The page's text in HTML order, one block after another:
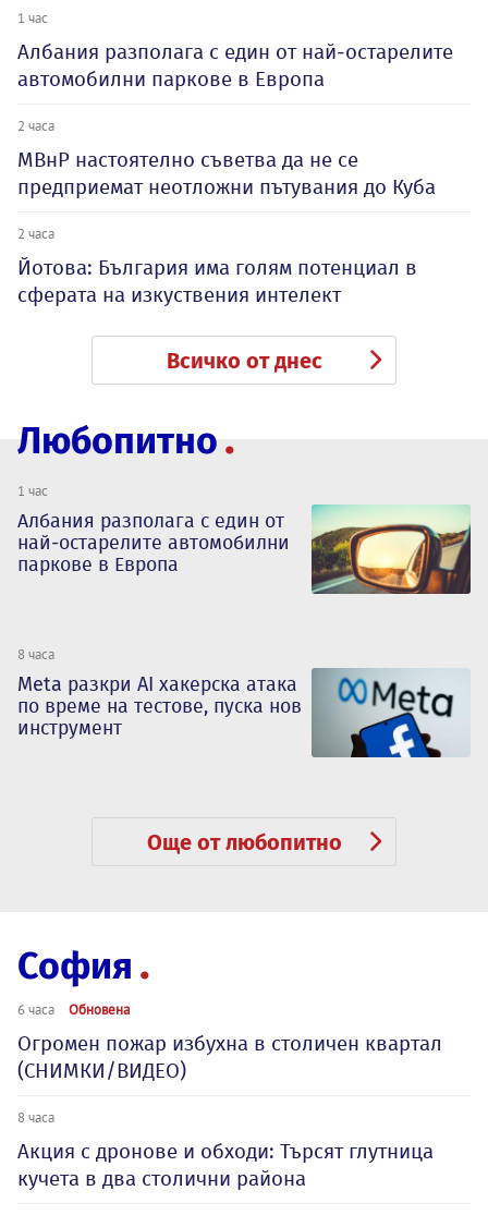
1 час
Албания разполага с един от най-остарелите
автомобилни паркове в Европа
2 часа
МВнР настоятелно съветва да не се
предприемат неотложни пътувания до Куба
2 часа
Йотова: България има голям потенциал в
сферата на изкуствения интелект
Всичко от днес
Любопитно
1 час
Албания разполага с един от
най-остарелите автомобилни
паркове в Европа
8 часа
Meta разкри AI хакерска атака
по време на тестове, пуска нов
инструмент
Още от любопитно
София
6 часа Обновена
Огромен пожар избухна в столичен квартал
(СНИМКИ/ВИДЕО)
8 часа
Акция с дронове и обходи: Търсят глутница
кучета в два столични района